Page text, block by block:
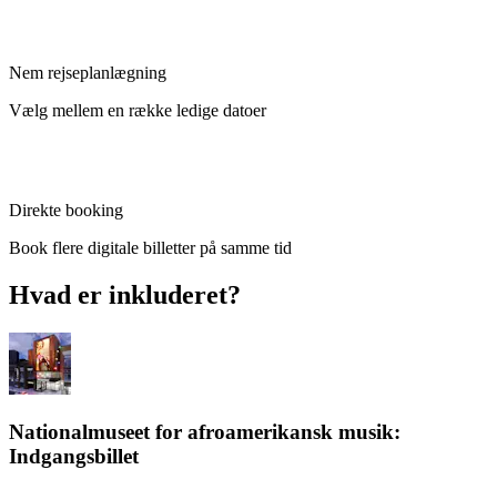
Nem rejseplanlægning
Vælg mellem en række ledige datoer
Direkte booking
Book flere digitale billetter på samme tid
Hvad er inkluderet?
Nationalmuseet for afroamerikansk musik:
Indgangsbillet